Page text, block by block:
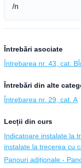
/n
Întrebări asociate
Întrebarea nr. 43, cat. B
Întrebări din alte
Întrebarea nr. 29, cat. A
Lecții din curs
Indicatoare instalate la
instalate la trecerea cu
Panouri adiționale -